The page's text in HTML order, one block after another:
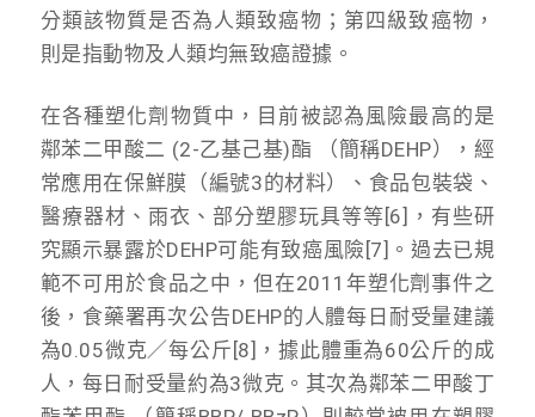
分類該物質是否為人類致癌物；第四級致癌物，
則是指動物及人類均無致癌證據。
在各種塑化劑物質中，目前被認為風險最高的是
鄰苯二甲酸二 (2-乙基己基)酯 （簡稱DEHP），經
常應用在保鮮膜（編號3的材料）、食品包裝袋、
醫療器材、雨衣、部分塑膠玩具等等[6]，有些研
究顯示暴露於DEHP可能有致癌風險[7]。過去已規
範不可用於食品之中，但在2011年塑化劑事件之
後，食藥署再次公告DEHP的人體每日耐受量建議
為0.05微克／每公斤[8]，據此體重為60公斤的成
人，每日耐受量約為3微克。其次為鄰苯二甲酸丁